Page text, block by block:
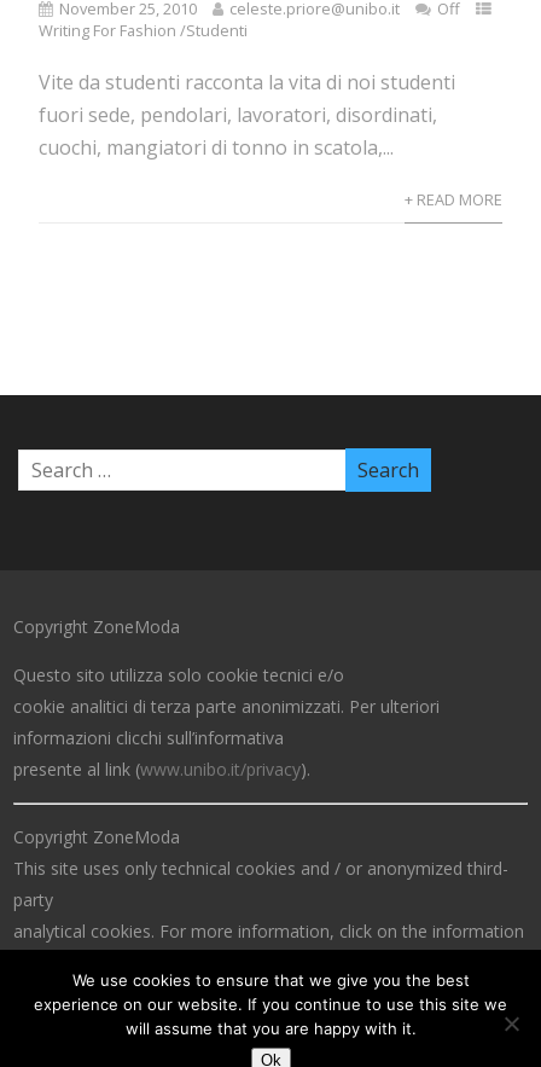
November 25, 2010 celeste.priore@unibo.it
Off
Writing For Fashion /Studenti
Vite da studenti racconta la vita di noi studenti
fuori sede, pendolari, lavoratori, disordinati,
cuochi, mangiatori di tonno in scatola,...
+ READ MORE
Copyright ZoneModa
Questo sito utilizza solo cookie tecnici e/o
cookie analitici di terza parte anonimizzati. Per ulteriori
informazioni clicchi sull’informativa
presente al link (www.unibo.it/privacy).
Copyright ZoneModa
This site uses only technical cookies and / or anonymized third-
party
analytical cookies. For more information, click on the information
We use cookies to ensure that we give you the best
experience on our website. If you continue to use this site we
will assume that you are happy with it.
Ok